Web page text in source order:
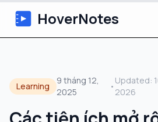
HoverNotes
Extension
Learning
9 tháng 12,
2025
•
Updated:
2026